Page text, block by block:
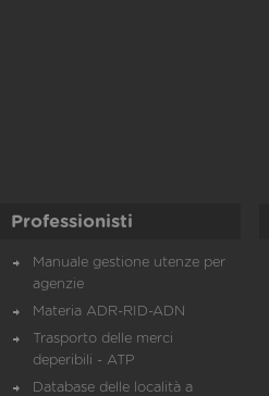
Professionisti
Manuale gestione utenze per
agenzie
Materia ADR-RID-ADN
Trasporto delle merci
deperibili - ATP
Database delle località a